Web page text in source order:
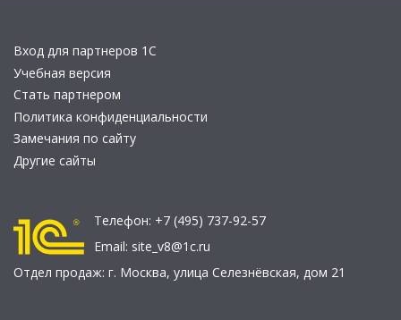
Вход для партнеров 1С
Учебная версия
Стать партнером
Политика конфиденциальности
Замечания по сайту
Другие сайты
Телефон: +7 (495) 737-92-57
Email: site_v8@1c.ru
Отдел продаж: г. Москва, улица Селезнёвская, дом 21